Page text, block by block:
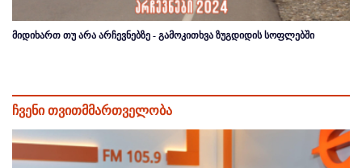
მიდიხართ თუ არა არჩევნებზე - გამოკითხვა ზუგდიდის სოფლებში
ჩვენი თვითმმართველობა